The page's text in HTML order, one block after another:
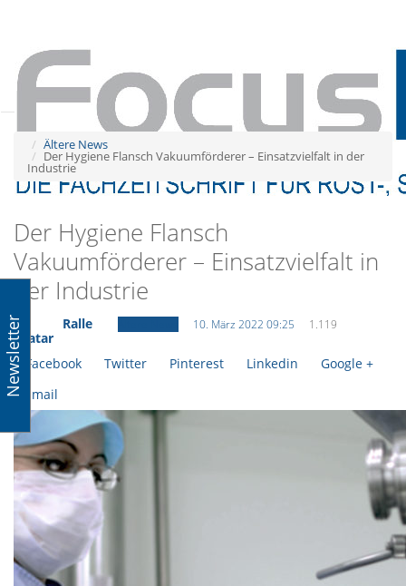
Ältere News
Der Hygiene Flansch Vakuumförderer – Einsatzvielfalt in der
Industrie
Der Hygiene Flansch
Vakuumförderer – Einsatzvielfalt in
der Industrie
Ralle 10. März 2022 09:25 1.119
Facebook Twitter Pinterest Linkedin
Google +
Email
Newsletter